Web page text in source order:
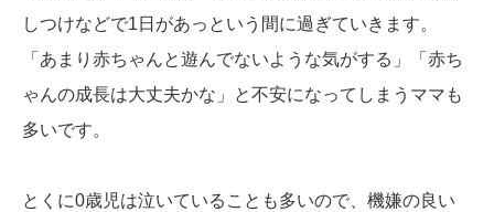
しつけなどで1日があっという間に過ぎていきます。
「あまり赤ちゃんと遊んでないような気がする」「赤ち
ゃんの成長は大丈夫かな」と不安になってしまうママも
多いです。
とくに0歳児は泣いていることも多いので、機嫌の良い